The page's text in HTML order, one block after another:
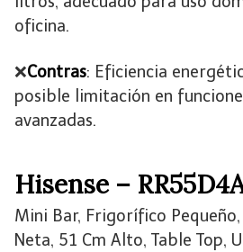
oficina.
❌Contras: Eficiencia
posible limitación en
avanzadas.
Hisense –
Mini Bar, Frigorífico
Neta, 51 Cm Alto, Table Top,